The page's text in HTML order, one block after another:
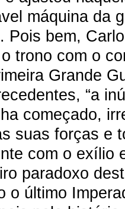
máquina da
Pois bem,
trono com o
Grande
“a
começado,
suas forças e
com o exílio
paradoxo
o último